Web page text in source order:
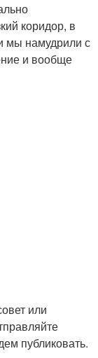
коридор, в
мы намудрили с
и вообще
или
публиковать.